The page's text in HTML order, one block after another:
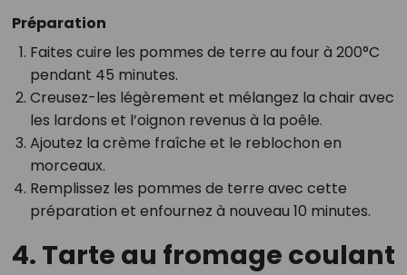
Préparation
Faites cuire les pommes de terre au four à 200°C
pendant 45 minutes.
Creusez-les légèrement et mélangez la chair avec
les lardons et l’oignon revenus à la poêle.
Ajoutez la crème fraîche et le reblochon en
morceaux.
Remplissez les pommes de terre avec cette
préparation et enfournez à nouveau 10 minutes.
4. Tarte au fromage coulant